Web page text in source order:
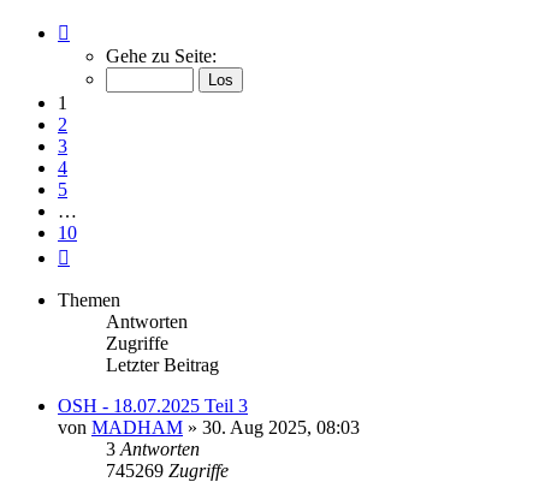
von
Gehe zu Seite:
1
2
3
4
5
…
10
Themen
Antworten
Zugriffe
Letzter Beitrag
OSH - 18.07.2025 Teil 3
von MADHAM » 30. Aug 2025, 08:03
3 Antworten
745269 Zugriffe